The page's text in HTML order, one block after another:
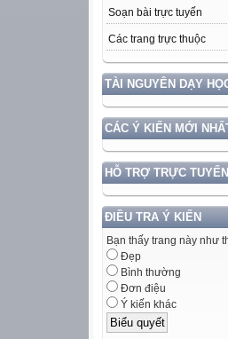
Soạn bài trực tuyến
Các trang trực thuộc
TÀI NGUYÊN DẠY
CÁC Ý KIẾN MỚI
HỖ TRỢ TRỰC TUYẾN
ĐIỀU TRA Ý KIẾN
Bạn thấy trang này như
Đẹp
Bình thường
Đơn điệu
Ý kiến khác